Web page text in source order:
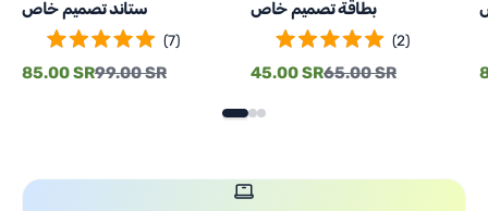
ستاند تصميم خاص
(7)
Regular
85.00 SRSale
99.00 SR
بطاقة تصميم خاص
(2)
Regular
45.00 SRSale
65.00 SR